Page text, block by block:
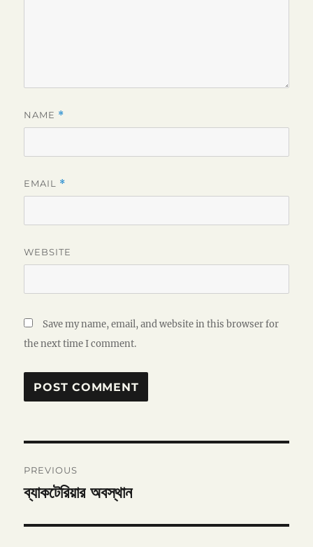
NAME *
EMAIL *
WEBSITE
Save my name, email, and website in this browser for
the next time I comment.
navigation
PREVIOUS
Previous
ব্যাকটেরিয়ার অবস্থান